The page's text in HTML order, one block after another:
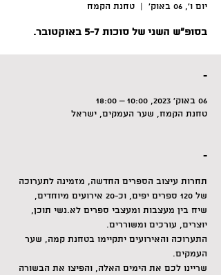
יום ו׳, 06 באוק׳
  |
טחנת הקמח
בסופ״ש השני של סוכות 5-7 באוקטובר.
-
06 באוק׳ 2023, 10:00 – 18:00
טחנת הקמח, שער העמקים, ישראל
-
תחרות עיצוב הספרים החדשה, מזמינה לתערוכה
של 120 ספרים יפים, וכ-20 אירועים מיוחדים,
שיח בין מעצבות ומעצבי ספרים לא.נשי תוכן,
יוצרים, עורכים ומשוררים.
התערוכה והאירועים יתקיימו בטחנת קמה, שער
העמקים.
שריינו לכם את הימים האלה, והפיצו את הבשורה